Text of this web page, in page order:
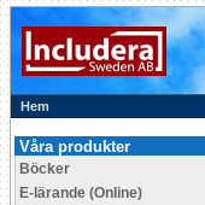
Hem
Våra produkter
Böcker
E-lärande (Online)